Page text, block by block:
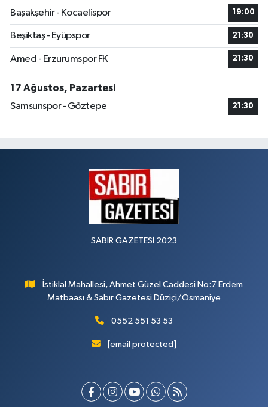
Başakşehir - Kocaelispor
19:00
Beşiktaş - Eyüpspor 21:30
Amed - Erzurumspor FK 21:30
17 Ağustos, Pazartesi
Samsunspor - Göztepe
21:30
SABIR GAZETESİ 2023
İstiklal Mahallesi, Ahmet Güzel Caddesi No:7 Erdem
Matbaası & Sabır Gazetesi Düziçi/Osmaniye
0552 551 53 53
[email protected]